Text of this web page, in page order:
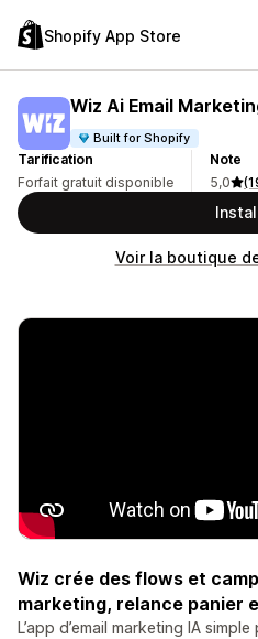
Shopify App Store
Wiz Ai Email
Built for Shopify
Tarification
Forfait gratuit disponible
Note
5,0
Voir la boutique
Wiz crée des flows et
marketing, relance panier
L’app d’email marketing IA